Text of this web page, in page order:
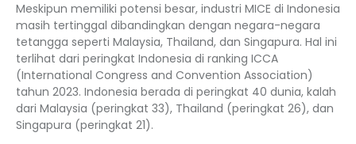
Meskipun memiliki potensi besar, industri MICE di Indonesia
masih tertinggal dibandingkan dengan negara-negara
tetangga seperti Malaysia, Thailand, dan Singapura. Hal ini
terlihat dari peringkat Indonesia di ranking ICCA
(International Congress and Convention Association)
tahun 2023. Indonesia berada di peringkat 40 dunia, kalah
dari Malaysia (peringkat 33), Thailand (peringkat 26), dan
Singapura (peringkat 21).